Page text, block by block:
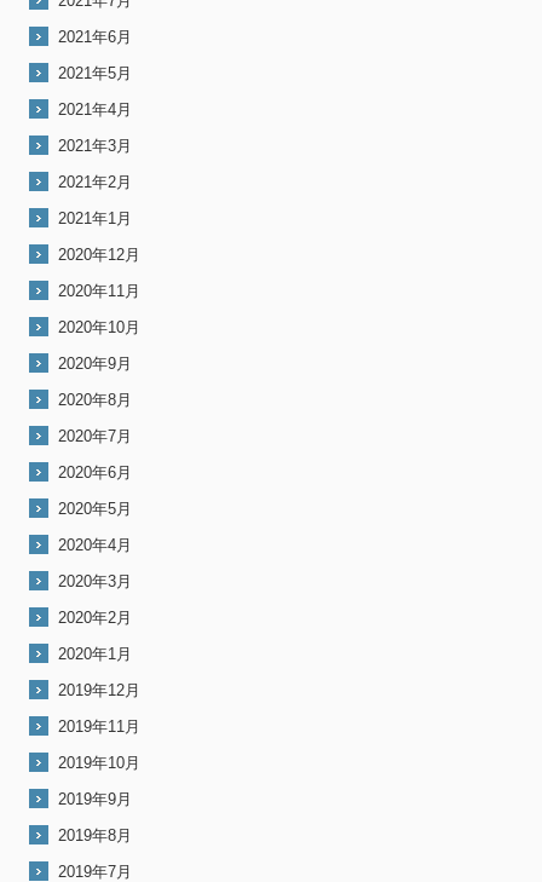
2021年6月
2021年5月
2021年4月
2021年3月
2021年2月
2021年1月
2020年12月
2020年11月
2020年10月
2020年9月
2020年8月
2020年7月
2020年6月
2020年5月
2020年4月
2020年3月
2020年2月
2020年1月
2019年12月
2019年11月
2019年10月
2019年9月
2019年8月
2019年7月